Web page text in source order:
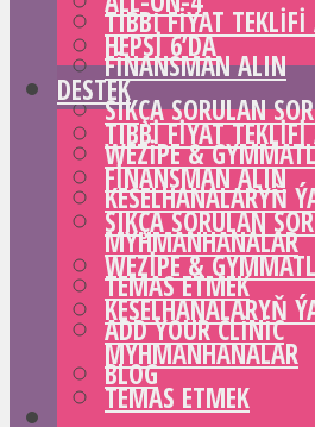
TIBBI FIYAT
FINANSMAN ALIN
SIKÇA SORULAN
WEZIPE &
KESELHANALARYŇ
MYHMANHANALAR
TEMAS ETMEK
ADD YOUR CLINIC
BLOG
HEPSI 6’DA
DESTEK
TIBBI FIYAT
FINANSMAN ALIN
SIKÇA SORULAN
WEZIPE &
KESELHANALARYŇ
MYHMANHANALAR
TEMAS ETMEK